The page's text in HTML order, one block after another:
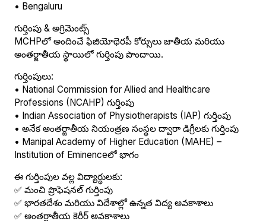
• Bengaluru
గుర్తింపు & అగ్రిమెంట్స్
MCHPలో అందించే ఫిజియోథెరపీ కోర్సులు జాతీయ మరియు
అంతర్జాతీయ స్థాయిలో గుర్తింపు పొందాయి.
గుర్తింపులు:
• National Commission for Allied and Healthcare
Professions (NCAHP) గుర్తింపు
• Indian Association of Physiotherapists (IAP) గుర్తింపు
• అనేక అంతర్జాతీయ నియంత్రణ సంస్థల ద్వారా డిగ్రీలకు గుర్తింపు
• Manipal Academy of Higher Education (MAHE) –
Institution of Eminenceలో భాగం
ఈ గుర్తింపుల వల్ల విద్యార్థులకు:
✅ మంచి ప్రొఫెషనల్ గుర్తింపు
✅ భారతదేశం మరియు విదేశాల్లో ఉన్నత విద్య అవకాశాలు
✅ అంతర్జాతీయ కెరీర్ అవకాశాలు